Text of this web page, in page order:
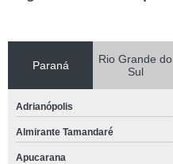
Paraná
Rio Grande do
Sul
Adrianópolis
Almirante Tamandaré
Apucarana